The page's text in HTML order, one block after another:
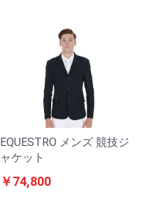
EQUESTRO メンズ 競技ジ
ャケット
￥74,800